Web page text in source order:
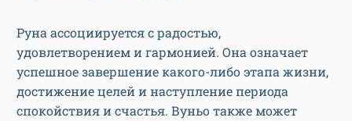
Руна ассоциируется с радостью,
удовлетворением и гармонией. Она означает
успешное завершение какого-либо этапа жизни,
достижение целей и наступление периода
спокойствия и счастья. Вуньо также может